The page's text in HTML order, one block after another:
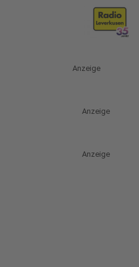
Anzeige
Anzeige
Anzeige